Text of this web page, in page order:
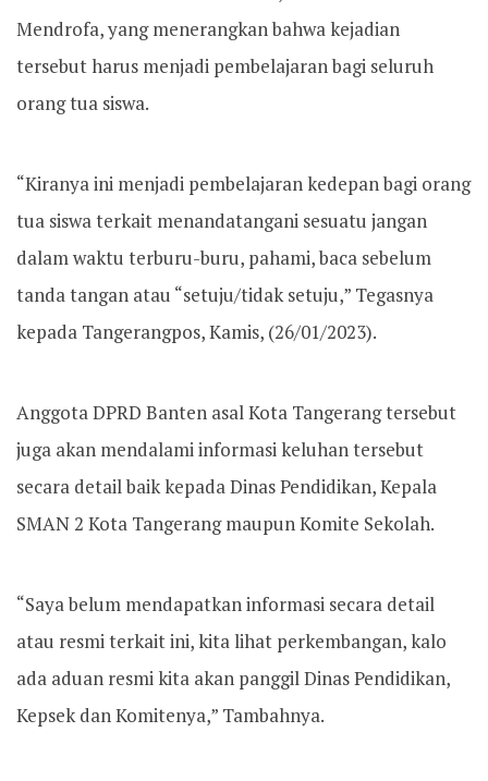
Mendrofa, yang menerangkan bahwa kejadian
tersebut harus menjadi pembelajaran bagi seluruh
orang tua siswa.
“Kiranya ini menjadi pembelajaran kedepan bagi orang
tua siswa terkait menandatangani sesuatu jangan
dalam waktu terburu-buru, pahami, baca sebelum
tanda tangan atau “setuju/tidak setuju,” Tegasnya
kepada Tangerangpos, Kamis, (26/01/2023).
Anggota DPRD Banten asal Kota Tangerang tersebut
juga akan mendalami informasi keluhan tersebut
secara detail baik kepada Dinas Pendidikan, Kepala
SMAN 2 Kota Tangerang maupun Komite Sekolah.
“Saya belum mendapatkan informasi secara detail
atau resmi terkait ini, kita lihat perkembangan, kalo
ada aduan resmi kita akan panggil Dinas Pendidikan,
Kepsek dan Komitenya,” Tambahnya.